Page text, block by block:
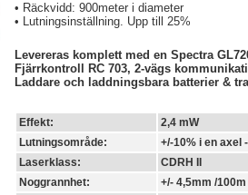
• Räckvidd: 900meter i diameter
• Lutningsinställning. Upp till 25%
Levereras komplett med en Spectra
Fjärrkontroll RC 703, 2-vägs
Laddare och laddningsbara batterier &
Effekt:
2,4 mW
Lutningsområde:
+/-10% i en axel
Laserklass:
CDRH II
Noggrannhet:
+/- 4,5mm /100m